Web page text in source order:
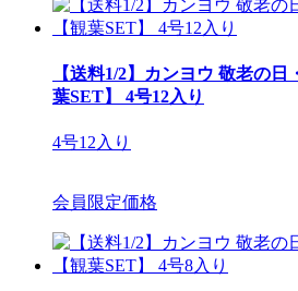
【送料1/2】カンヨウ 敬老の
葉SET】 4号12入り
4号12入り
会員限定価格